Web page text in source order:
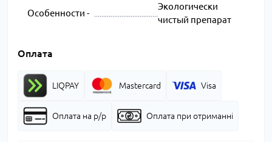
Особенности -
Экологически
чистый препарат
Оплата
LIQPAY Mastercard Visa
Оплата на р/р Оплата при отриманні